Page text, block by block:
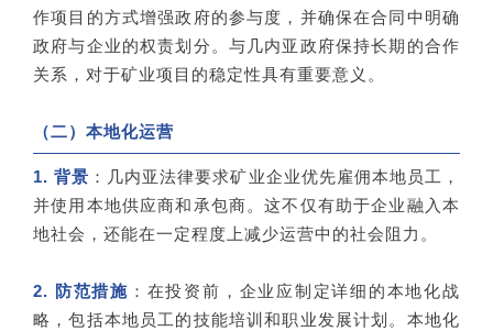
作项目的方式增强政府的参与度，并确保在合同中明确
政府与企业的权责划分。与几内亚政府保持长期的合作
关系，对于矿业项目的稳定性具有重要意义。
（二）本地化运营
1. 背景 ：几内亚法律要求矿业企业优先雇佣本地员工，
并使用本地供应商和承包商。这不仅有助于企业融入本
地社会，还能在一定程度上减少运营中的社会阻力。
2. 防范措施 ：在投资前，企业应制定详细的本地化战
略，包括本地员工的技能培训和职业发展计划。本地化